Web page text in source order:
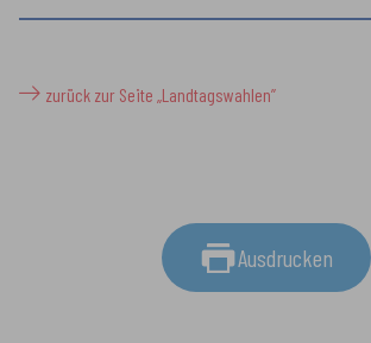
zurück zur Seite „Landtagswahlen”
Ausdrucken